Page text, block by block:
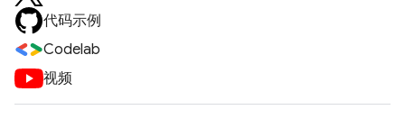
代码示例
Codelab
视频